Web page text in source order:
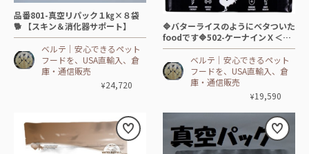
品番801-真空リパック１㎏×８袋
🐕 【スキン＆消化器サポート】
ベルテ│安心できるペット
フードを、USA直輸入、倉
庫・通信販売
¥24,720
🔷バターライスのようにベタついた
foodです🔷502-ケーナインＸ＜グ
レインフリー＞チキン🐕DOG【18.
14 ㎏】🐓🐟🥚+
ベルテ│安心できるペット
フードを、USA直輸入、倉
庫・通信販売
¥19,590